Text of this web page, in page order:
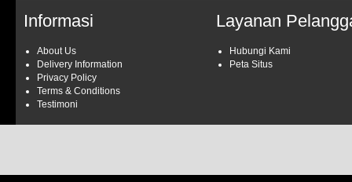
Informasi
About Us
Delivery Information
Privacy Policy
Terms & Conditions
Testimoni
Layanan
Hubungi Kami
Peta Situs